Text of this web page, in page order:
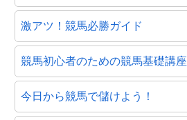
激アツ！競馬必勝ガイド
競馬初心者のための競馬基礎講座
今日から競馬で儲けよう！